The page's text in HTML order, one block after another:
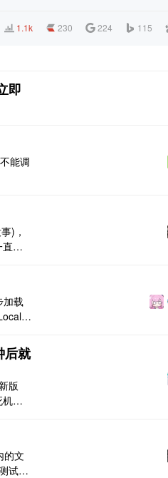
1.1k 230 224 115
即
能调
)，
闪
如
手
面的
重新
加载
步设
由器
后就
版
机
的文
试导